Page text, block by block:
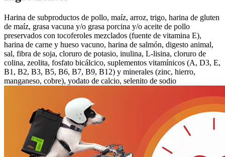
Harina de subproductos de pollo, maíz, arroz, trigo, harina de gluten
de maíz, grasa vacuna y/o grasa porcina y/o aceite de pollo
preservados con tocoferoles mezclados (fuente de vitamina E),
harina de carne y hueso vacuno, harina de salmón, digesto animal,
sal, fibra de soja, cloruro de potasio, inulina, L-lisina, cloruro de
colina, zeolita, fosfato bicálcico, suplementos vitamínicos (A, D3, E,
B1, B2, B3, B5, B6, B7, B9, B12) y minerales (zinc, hierro,
manganeso, cobre), yodato de calcio, selenito de sodio